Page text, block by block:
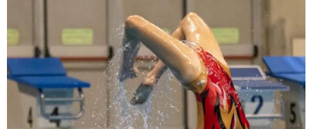
Luglio 2026: "Pensando con i piedi, si possono fare le
rivoluzioni"